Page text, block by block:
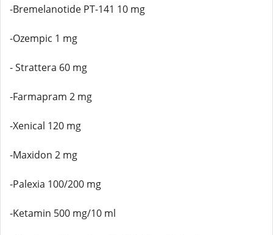
-Bremelanotide PT-141 10 mg
-Ozempic 1 mg
- Strattera 60 mg
-Farmapram 2 mg
-Xenical 120 mg
-Maxidon 2 mg
-Palexia 100/200 mg
-Ketamin 500 mg/10 ml